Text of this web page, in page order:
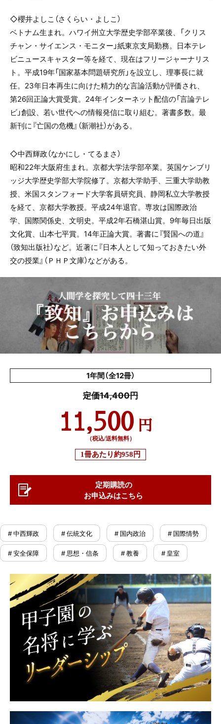
◇櫻井よしこ（さくらい・よしこ）
ベトナム生まれ。ハワイ州立大学歴史学部卒業後、「クリス
チャン・サイエンス・モニター」紙東京支局勤務。日本テレ
ビニュースキャスター等を経て、現在はフリージャーナリス
ト。平成19年「国家基本問題研究所」を設立し、理事長に就
任。23年日本再生に向けた精力的な言論活動が評価され、
第26回正論大賞受賞。24年インターネット配信の「言論テレ
ビ」創設、若い世代への情報発信に取り組む。著書多数。最
新刊に『亡国の危機』（新潮社）がある。
◇中西輝政（なかにし・てるまさ）
昭和22年大阪府生まれ。京都大学法学部卒業。英国ケンブリ
ッジ大学歴史学部大学院修了。京都大学助手、三重大学助教
授、米国スタンフォード大学客員研究員、静岡私立大学教授
を経て、京都大学教授。平成24年退官。専攻は国際政治
学、国際関係史、文明史。平成2年石橋湛山賞。9年毎日出版
文化賞、山本七平賞。14年正論大賞。著書に『賢国への道』
（致知出版社）など。近著に『日本人として知っておきたい外
交の授業』（ＰＨＰ文庫）などがある。
1年間（全12冊）
定価14,400円
11,500 円
（税込/送料無料）
1冊あたり約958円
定期購読の
お申込みはこちら
# 中西輝政 # 伝統文化 # 国内政治 # 国際情勢
# 安全保障 # 思想・信条 # 教養 # 皇室